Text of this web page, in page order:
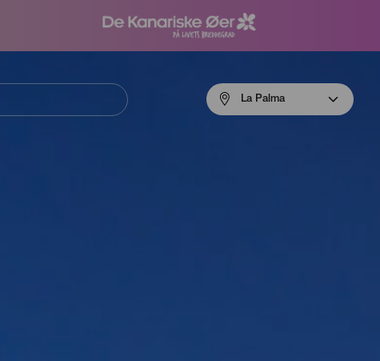
La Palma